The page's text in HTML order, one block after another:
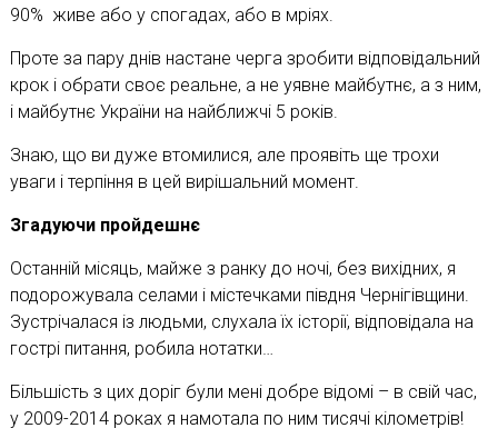
90% живе або у спогадах, або в мріях.
Проте за пару днів настане черга зробити відповідальний
крок і обрати своє реальне, а не уявне майбутнє, а з ним,
і майбутнє України на найближчі 5 років.
Знаю, що ви дуже втомилися, але проявіть ще трохи
уваги і терпіння в цей вирішальний момент.
Згадуючи пройдешнє
Останній місяць, майже з ранку до ночі, без вихідних, я
подорожувала селами і містечками півдня Чернігівщини.
Зустрічалася із людьми, слухала їх історії, відповідала на
гострі питання, робила нотатки…
Більшість з цих доріг були мені добре відомі – в свій час,
у 2009-2014 роках я намотала по ним тисячі кілометрів!